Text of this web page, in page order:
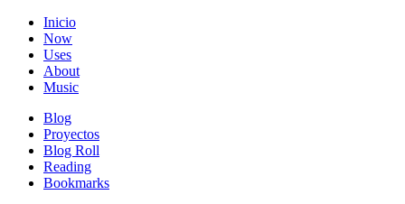
Inicio
Now
Uses
About
Music
Blog
Proyectos
Blog Roll
Reading
Bookmarks